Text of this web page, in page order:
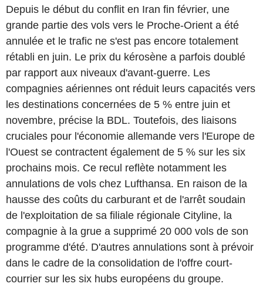
Depuis le début du conflit en Iran fin février, une
grande partie des vols vers le Proche-Orient a été
annulée et le trafic ne s'est pas encore totalement
rétabli en juin. Le prix du kérosène a parfois doublé
par rapport aux niveaux d'avant-guerre. Les
compagnies aériennes ont réduit leurs capacités vers
les destinations concernées de 5 % entre juin et
novembre, précise la BDL. Toutefois, des liaisons
cruciales pour l'économie allemande vers l'Europe de
l'Ouest se contractent également de 5 % sur les six
prochains mois. Ce recul reflète notamment les
annulations de vols chez Lufthansa. En raison de la
hausse des coûts du carburant et de l'arrêt soudain
de l'exploitation de sa filiale régionale Cityline, la
compagnie à la grue a supprimé 20 000 vols de son
programme d'été. D'autres annulations sont à prévoir
dans le cadre de la consolidation de l'offre court-
courrier sur les six hubs européens du groupe.